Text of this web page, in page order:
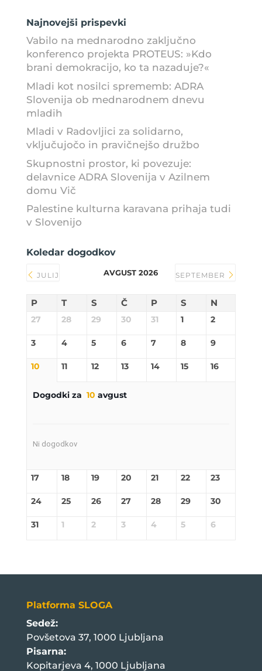
Najnovejši prispevki
Vabilo na mednarodno zaključno
konferenco projekta PROTEUS: »Kdo
brani demokracijo, ko ta nazaduje?«
Mladi kot nosilci sprememb: ADRA
Slovenija ob mednarodnem dnevu
mladih
Mladi v Radovljici za solidarno,
vključujočo in pravičnejšo družbo
Skupnostni prostor, ki povezuje:
delavnice ADRA Slovenija v Azilnem
domu Vič
Palestine kulturna karavana prihaja tudi
v Slovenijo
Koledar dogodkov
JULIJ AVGUST 2026 SEPTEMBER
P T S Č P S N
27 28 29 30 31 1 2
3 4 5 6 7 8 9
10 11 12 13 14 15 16
Dogodki za 10 avgust
Ni dogodkov
17 18 19 20 21 22 23
24 25 26 27 28 29 30
31 1 2 3 4 5 6
Platforma SLOGA
Sedež:
Povšetova 37, 1000 Ljubljana
Pisarna:
Kopitarjeva 4, 1000 Ljubljana